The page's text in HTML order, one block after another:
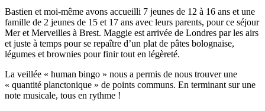
Bastien et moi-même avons accueilli 7 jeunes de 12 à 16 ans et une
famille de 2 jeunes de 15 et 17 ans avec leurs parents, pour ce séjour
Mer et Merveilles à Brest. Maggie est arrivée de Londres par les airs
et juste à temps pour se repaître d’un plat de pâtes bolognaise,
légumes et brownies pour finir tout en légèreté.
La veillée « human bingo » nous a permis de nous trouver une
« quantité planctonique » de points communs. En terminant sur une
note musicale, tous en rythme !